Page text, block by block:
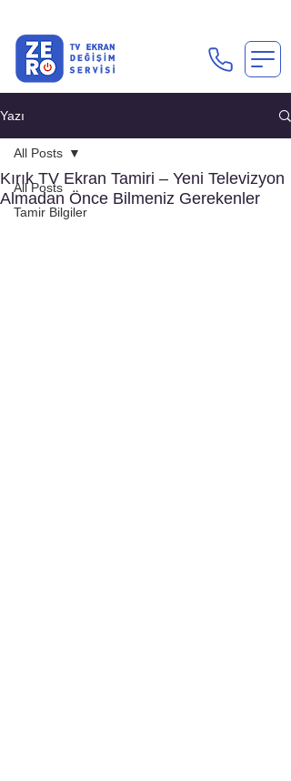
Yazı
All Posts
Tamir Bilgiler
All Posts
Kırık TV Ekran Tamiri – Yeni Televizyon
Almadan Önce Bilmeniz Gerekenler